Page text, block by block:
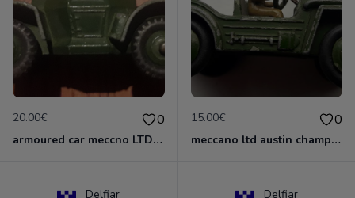
20.00€ 0
armoured car meccno LTD N°670
15.00€ 0
meccano ltd austin champ N°674
Delfiar Delfiar